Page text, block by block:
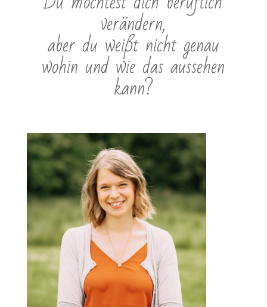
verändern,
aber du weißt nicht genau
wohin und wie das aussehen
kann?